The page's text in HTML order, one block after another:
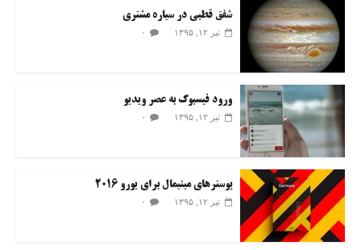
شفق قطبی در سیاره مشتری
تیر ۱۲, ۱۳۹۵ ۰
ورود فیسبوک به عصر ویدیو
تیر ۱۲, ۱۳۹۵ ۰
پوسترهای مینیمال برای یورو ۲۰۱۶
تیر ۱۲, ۱۳۹۵ ۰